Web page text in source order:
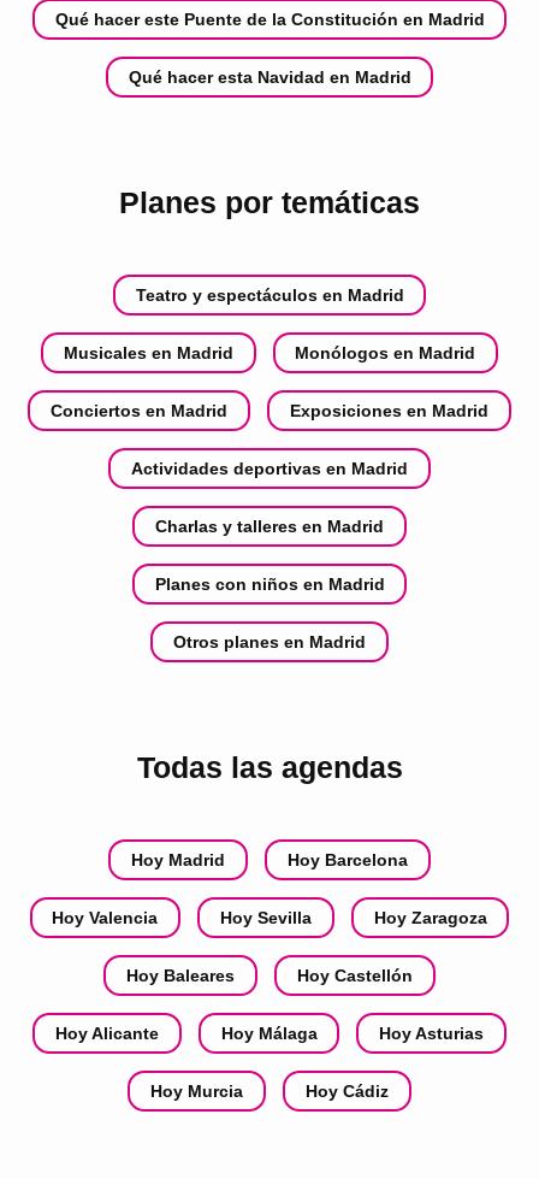
Qué hacer este Puente de la Constitución en Madrid
Qué hacer esta Navidad en Madrid
Planes por temáticas
Teatro y espectáculos en Madrid
Musicales en Madrid Monólogos en Madrid
Conciertos en Madrid Exposiciones en Madrid
Actividades deportivas en Madrid
Charlas y talleres en Madrid
Planes con niños en Madrid
Otros planes en Madrid
Todas las agendas
Hoy Madrid Hoy Barcelona
Hoy Valencia Hoy Sevilla Hoy Zaragoza
Hoy Baleares Hoy Castellón
Hoy Alicante Hoy Málaga Hoy Asturias
Hoy Murcia Hoy Cádiz